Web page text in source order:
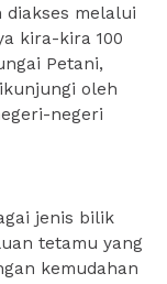
melalui
kira-kira 100
Petani,
oleh
negeri
jenis bilik
tetamu yang
kemudahan